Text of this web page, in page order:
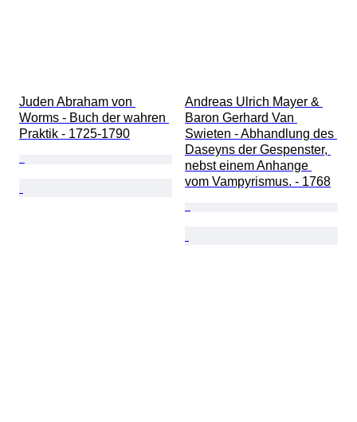
Juden Abraham von
Worms - Buch der wahren
Praktik - 1725-1790
Andreas Ulrich Mayer &
Baron Gerhard Van
Swieten - Abhandlung des
Daseyns der Gespenster,
nebst einem Anhange
vom Vampyrismus. - 1768